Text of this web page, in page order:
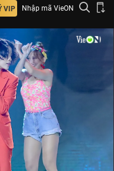
VIP Nhập mã VieON